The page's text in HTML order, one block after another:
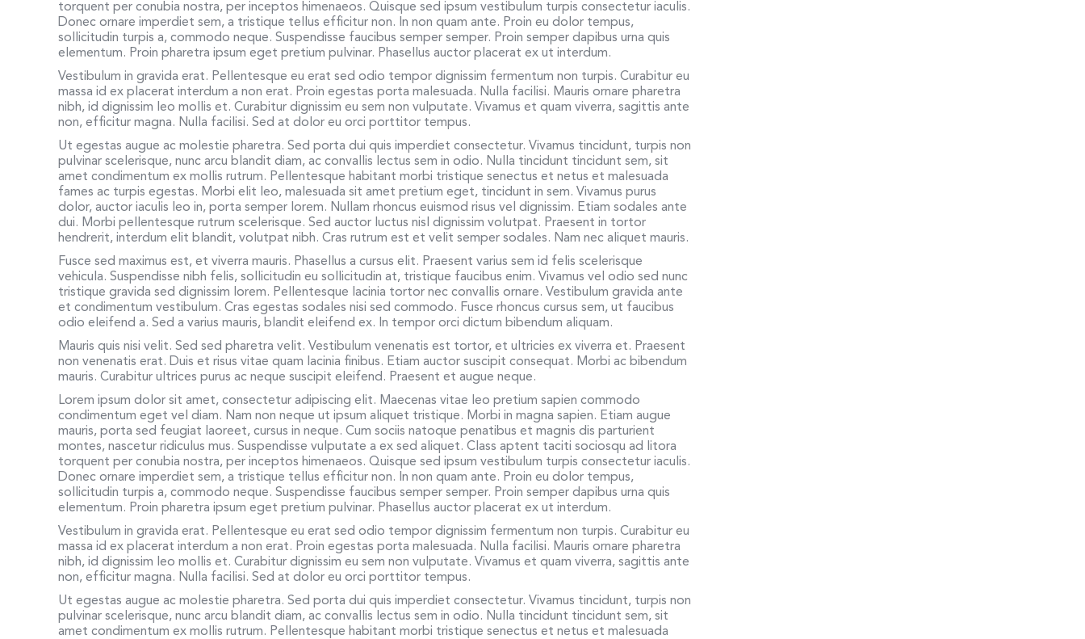
torquent per conubia nostra, per inceptos himenaeos. Quisque sed ipsum vestibulum turpis consectetur iaculis.
Donec ornare imperdiet sem, a tristique tellus efficitur non. In non quam ante. Proin eu dolor tempus,
sollicitudin turpis a, commodo neque. Suspendisse faucibus semper semper. Proin semper dapibus urna quis
elementum. Proin pharetra ipsum eget pretium pulvinar. Phasellus auctor placerat ex ut interdum.
Vestibulum in gravida erat. Pellentesque eu erat sed odio tempor dignissim fermentum non turpis. Curabitur eu
massa id ex placerat interdum a non erat. Proin egestas porta malesuada. Nulla facilisi. Mauris ornare pharetra
nibh, id dignissim leo mollis et. Curabitur dignissim eu sem non vulputate. Vivamus et quam viverra, sagittis ante
non, efficitur magna. Nulla facilisi. Sed at dolor eu orci porttitor tempus.
Ut egestas augue ac molestie pharetra. Sed porta dui quis imperdiet consectetur. Vivamus tincidunt, turpis non
pulvinar scelerisque, nunc arcu blandit diam, ac convallis lectus sem in odio. Nulla tincidunt tincidunt sem, sit
amet condimentum ex mollis rutrum. Pellentesque habitant morbi tristique senectus et netus et malesuada
fames ac turpis egestas. Morbi elit leo, malesuada sit amet pretium eget, tincidunt in sem. Vivamus purus
dolor, auctor iaculis leo in, porta semper lorem. Nullam rhoncus euismod risus vel dignissim. Etiam sodales ante
dui. Morbi pellentesque rutrum scelerisque. Sed auctor luctus nisl dignissim volutpat. Praesent in tortor
hendrerit, interdum elit blandit, volutpat nibh. Cras rutrum est et velit semper sodales. Nam nec aliquet mauris.
Fusce sed maximus est, et viverra mauris. Phasellus a cursus elit. Praesent varius sem id felis scelerisque
vehicula. Suspendisse nibh felis, sollicitudin eu sollicitudin at, tristique faucibus enim. Vivamus vel odio sed nunc
tristique gravida sed dignissim lorem. Pellentesque lacinia tortor nec convallis ornare. Vestibulum gravida ante
et condimentum vestibulum. Cras egestas sodales nisi sed commodo. Fusce rhoncus cursus sem, ut faucibus
odio eleifend a. Sed a varius mauris, blandit eleifend ex. In tempor orci dictum bibendum aliquam.
Mauris quis nisi velit. Sed sed pharetra velit. Vestibulum venenatis est tortor, et ultricies ex viverra et. Praesent
non venenatis erat. Duis et risus vitae quam lacinia finibus. Etiam auctor suscipit consequat. Morbi ac bibendum
mauris. Curabitur ultrices purus ac neque suscipit eleifend. Praesent et augue neque.
Lorem ipsum dolor sit amet, consectetur adipiscing elit. Maecenas vitae leo pretium sapien commodo
condimentum eget vel diam. Nam non neque ut ipsum aliquet tristique. Morbi in magna sapien. Etiam augue
mauris, porta sed feugiat laoreet, cursus in neque. Cum sociis natoque penatibus et magnis dis parturient
montes, nascetur ridiculus mus. Suspendisse vulputate a ex sed aliquet. Class aptent taciti sociosqu ad litora
torquent per conubia nostra, per inceptos himenaeos. Quisque sed ipsum vestibulum turpis consectetur iaculis.
Donec ornare imperdiet sem, a tristique tellus efficitur non. In non quam ante. Proin eu dolor tempus,
sollicitudin turpis a, commodo neque. Suspendisse faucibus semper semper. Proin semper dapibus urna quis
elementum. Proin pharetra ipsum eget pretium pulvinar. Phasellus auctor placerat ex ut interdum.
Vestibulum in gravida erat. Pellentesque eu erat sed odio tempor dignissim fermentum non turpis. Curabitur eu
massa id ex placerat interdum a non erat. Proin egestas porta malesuada. Nulla facilisi. Mauris ornare pharetra
nibh, id dignissim leo mollis et. Curabitur dignissim eu sem non vulputate. Vivamus et quam viverra, sagittis ante
non, efficitur magna. Nulla facilisi. Sed at dolor eu orci porttitor tempus.
Ut egestas augue ac molestie pharetra. Sed porta dui quis imperdiet consectetur. Vivamus tincidunt, turpis non
pulvinar scelerisque, nunc arcu blandit diam, ac convallis lectus sem in odio. Nulla tincidunt tincidunt sem, sit
amet condimentum ex mollis rutrum. Pellentesque habitant morbi tristique senectus et netus et malesuada